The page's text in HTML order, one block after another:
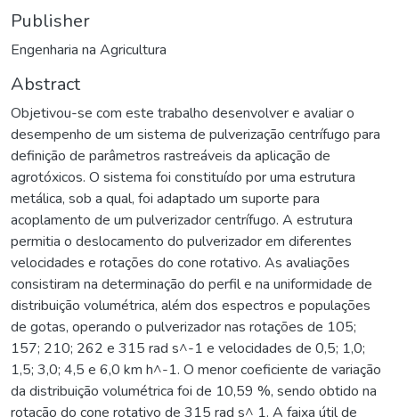
Publisher
Engenharia na Agricultura
Abstract
Objetivou-se com este trabalho desenvolver e avaliar o
desempenho de um sistema de pulverização centrífugo para
definição de parâmetros rastreáveis da aplicação de
agrotóxicos. O sistema foi constituído por uma estrutura
metálica, sob a qual, foi adaptado um suporte para
acoplamento de um pulverizador centrífugo. A estrutura
permitia o deslocamento do pulverizador em diferentes
velocidades e rotações do cone rotativo. As avaliações
consistiram na determinação do perfil e na uniformidade de
distribuição volumétrica, além dos espectros e populações
de gotas, operando o pulverizador nas rotações de 105;
157; 210; 262 e 315 rad s^-1 e velocidades de 0,5; 1,0;
1,5; 3,0; 4,5 e 6,0 km h^-1. O menor coeficiente de variação
da distribuição volumétrica foi de 10,59 %, sendo obtido na
rotação do cone rotativo de 315 rad s^ 1. A faixa útil de